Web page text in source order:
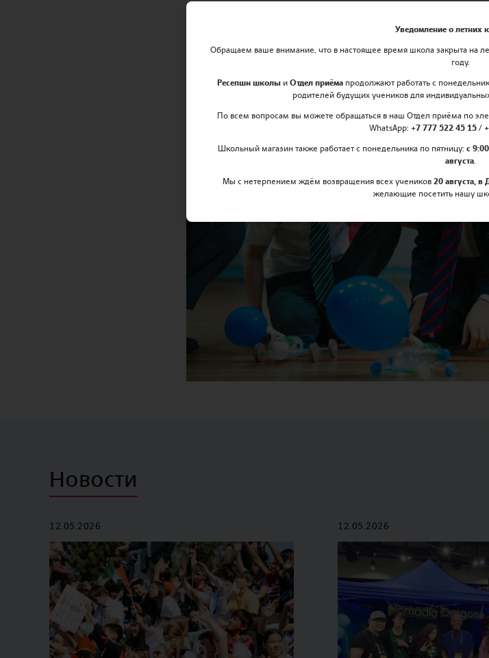
Новости
12.05.2026 12.05.2026
Уведомление о летних
Обращаем ваше внимание, что в настоящее время школа закрыта на
году.
Ресепшн школыи Отдел приёмапродолжают работать с
родителей будущих учеников для
По всем вопросам вы можете обращаться в наш Отдел приёма по
WhatsApp: +7 777 522 45 15 /
Школьный магазин также работает с понедельника по пятницу: с
августа.
Мы с нетерпением ждём возвращения всех учеников 20 августа, в
желающие посетить нашу